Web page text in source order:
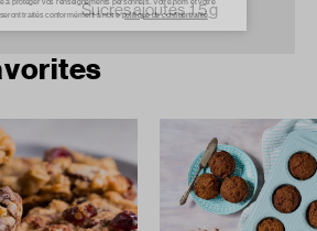
Sucres ajoutés 1.5 g